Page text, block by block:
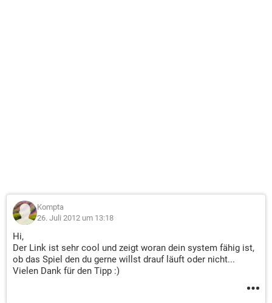
Kompta
26. Juli 2012 um 13:18
Hi,
Der Link ist sehr cool und zeigt woran dein system fähig ist,
ob das Spiel den du gerne willst drauf läuft oder nicht...
Vielen Dank für den Tipp :)